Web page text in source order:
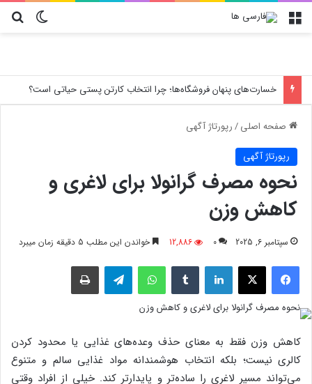
تغییر منو
خسارت‌های پنهان فروشگاه‌ها؛ چرا انتخاب کارتن پستی حیاتی است؟
صفحه اصلی/رپورتاژ آگهی
رپورتاژ آگهی
نحوه مصرف گرانولا برای لاغری و
کاهش وزن
سپتامبر 6, 2025 0
12,886 خواندن این مطلب 5 دقیقه زمان میبرد
فیسبوک لینکدین واتس آپ
کاهش وزن فقط به معنای حذف وعده‌های غذایی یا محدود کردن
کالری نیست؛ بلکه انتخاب هوشمندانه مواد غذایی سالم و متنوع
می‌تواند مسیر لاغری را ساده‌تر و پایدارتر کند. خیلی از افراد وقتی